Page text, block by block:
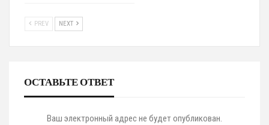
PREV NEXT
ОСТАВЬТЕ ОТВЕТ
Ваш электронный адрес не будет опубликован.